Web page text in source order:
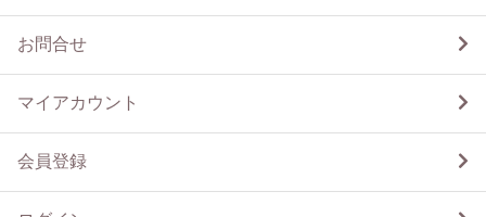
お問合せ
マイアカウント
会員登録